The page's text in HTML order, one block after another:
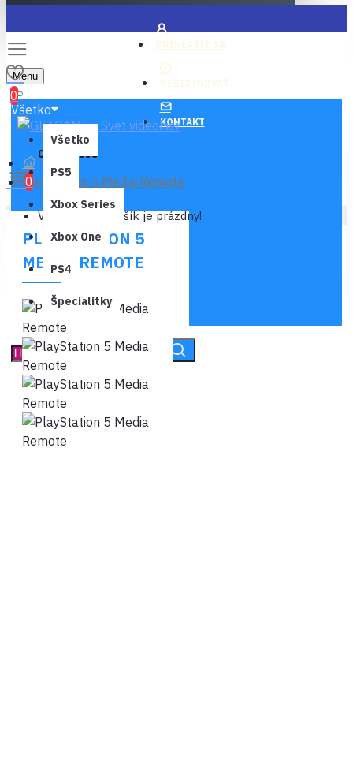
PRIHLÁSIŤ SA
REGISTROVAŤ
KONTAKT
Menu
0
0 ks - 0,00€
0
Váš nákupný košík je prázdny!
Všetko
Všetko
PS5
Xbox Series
Xbox One
PS4
Špecialitky
PlayStation 5 Media Remote
PLAYSTATION 5
MEDIA REMOTE